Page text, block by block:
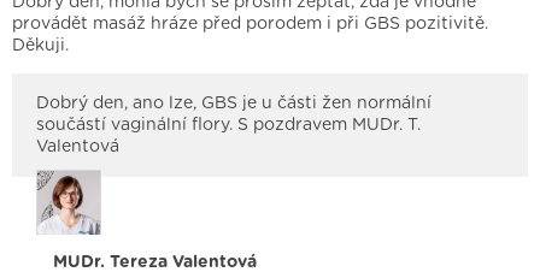
provádět masáž hráze před porodem i při GBS pozitivitě.
Děkuji.
Dobrý den, ano lze, GBS je u části žen normální
součástí vaginální flory. S pozdravem MUDr. T.
Valentová
MUDr. Tereza Valentová